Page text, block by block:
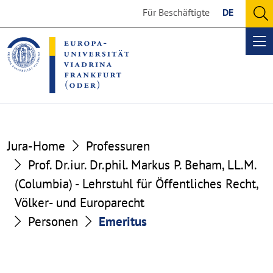
the
content
section
the
footer
section
Für Beschäftigte DE
Jura-Home
Professuren
Prof. Dr.iur. Dr.phil. Markus P. Beham, LL.M.
(Columbia) - Lehrstuhl für Öffentliches Recht,
Völker- und Europarecht
Personen
Emeritus